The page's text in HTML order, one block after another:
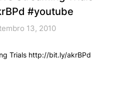
#youtube
13, 2010
Trials http://bit.ly/akrBPd